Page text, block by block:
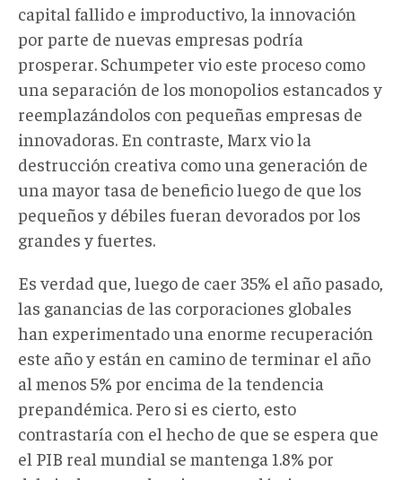
capital fallido e improductivo, la innovación
por parte de nuevas empresas podría
prosperar. Schumpeter vio este proceso como
una separación de los monopolios estancados y
reemplazándolos con pequeñas empresas de
innovadoras. En contraste, Marx vio la
destrucción creativa como una generación de
una mayor tasa de beneficio luego de que los
pequeños y débiles fueran devorados por los
grandes y fuertes.
Es verdad que, luego de caer 35% el año pasado,
las ganancias de las corporaciones globales
han experimentado una enorme recuperación
este año y están en camino de terminar el año
al menos 5% por encima de la tendencia
prepandémica. Pero si es cierto, esto
contrastaría con el hecho de que se espera que
el PIB real mundial se mantenga 1.8% por